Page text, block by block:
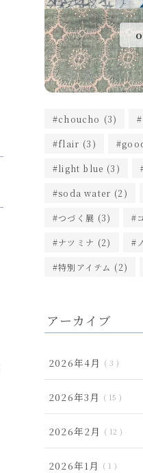
choucho (3)
flair (3)
light blue (3)
soda water (2)
つづく展 (3)
ナツミナ (2)
特別アイテム (2)
アーカイブ
2026年4月 3
2026年3月 15
2026年2月 12
2026年1月 1